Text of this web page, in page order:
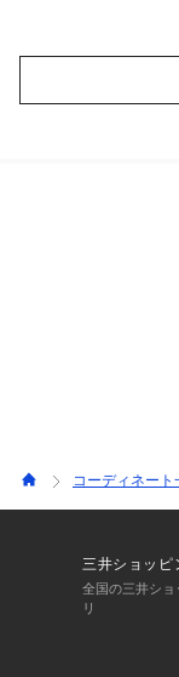
コーディネート
三井ショッピ
全国の三井シ
リ